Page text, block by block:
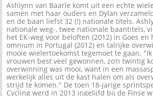
Ashlynn van Baarle komt uit een echte
samen met haar ouders en Dylan
en de baan liefst 32 (!) nationale titels.
nationale weg-, twee nationale baantitels,
het EK-weg voor beloften (2012) in Goes en
omnium in Portugal (2012) en talrijke
mooie wielertoekomst tegemoet te gaan.
vrouwen best veel gewonnen, zo’n twintig
overwinning was mooi, want in een
werkelijk alles uit de kast halen om als
strijd te komen." De toen 18-jarige
Cycling werd in 2013 ingelijfd bij de Finse